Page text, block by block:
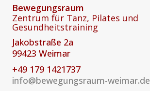
Bewegungsraum
Zentrum für Tanz, Pilates und
Gesundheitstraining
Jakobstraße 2a
99423 Weimar
+49 179 1421737
info@bewegungsraum-weimar.de